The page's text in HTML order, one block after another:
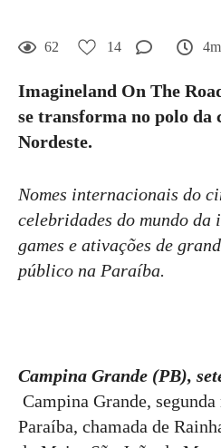
62 14
Imagineland On The
se transforma no polo da
Nordeste.
Nomes internacionais do
celebridades do mundo da
games e ativações de
público na Paraíba.
Campina Grande (PB),
Campina Grande,
Paraíba, chamada de